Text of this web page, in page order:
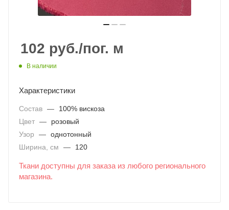
102 руб./пог. м
В наличии
Характеристики
Состав —
100% вискоза
Цвет —
розовый
Узор
— однотонный
Ширина, см
— 120
Ткани доступны для заказа из любого регионального
магазина.